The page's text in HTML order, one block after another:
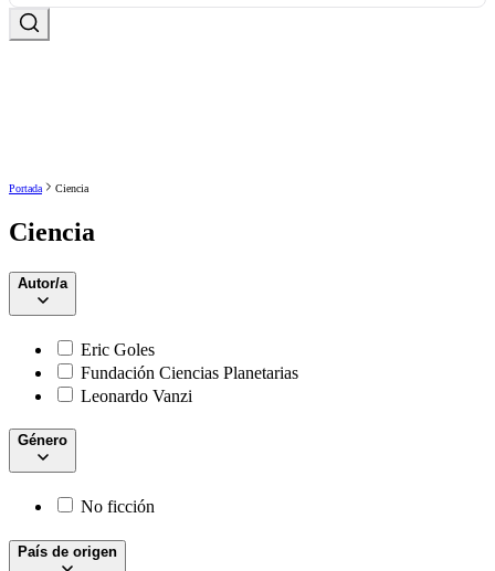
Portada Ciencia
Ciencia
Autor/a
Eric Goles
Fundación Ciencias Planetarias
Leonardo Vanzi
Género
No ficción
País de origen